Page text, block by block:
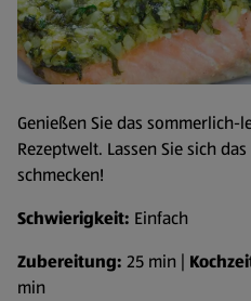
Genießen Sie das sommerlich-
Rezeptwelt. Lassen Sie sich
schmecken!
Schwierigkeit: Einfach
Zubereitung: 25 min |
min